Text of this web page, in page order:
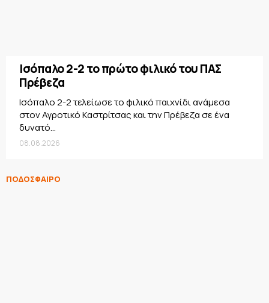
Ισόπαλο 2-2 το πρώτο φιλικό του ΠΑΣ
Πρέβεζα
Ισόπαλο 2-2 τελείωσε το φιλικό παιχνίδι ανάμεσα
στον Αγροτικό Καστρίτσας και την Πρέβεζα σε ένα
δυνατό...
08.08.2026
ΠΟΔΟΣΦΑΙΡΟ